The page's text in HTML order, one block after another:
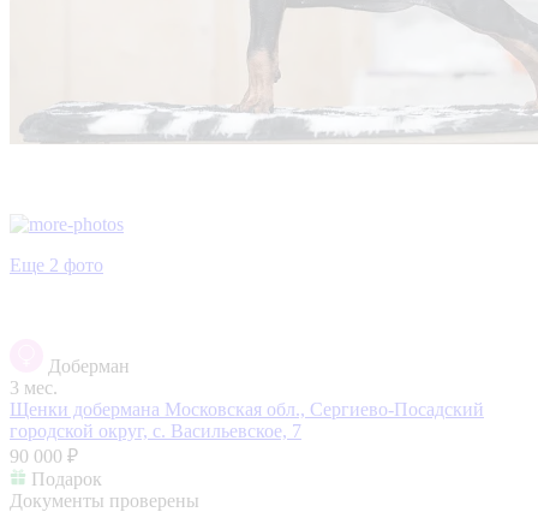
Еще 2 фото
Доберман
3 мес.
Щенки добермана Московская обл., Сергиево-Посадский
городской округ, с. Васильевское, 7
90 000 ₽
Подарок
Документы проверены